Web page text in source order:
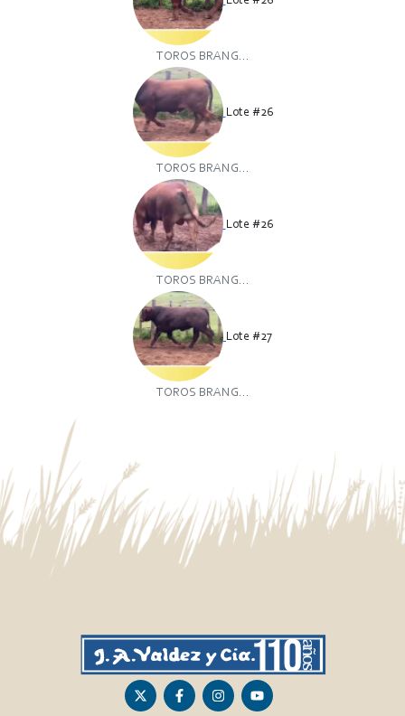
TOROS BRANG...
Lote #26
TOROS BRANG...
Lote #26
TOROS BRANG...
Lote #27
TOROS BRANG...